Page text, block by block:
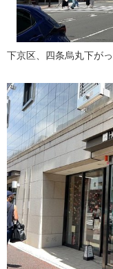
下京区、四条烏丸下が